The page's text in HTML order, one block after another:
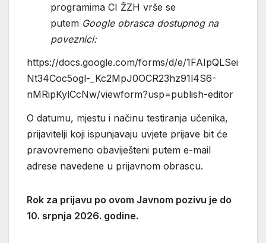
programima CI ŽZH vrše se
putem Google obrasca dostupnog na
poveznici:
https://docs.google.com/forms/d/e/1FAIpQLSei
Nt34Coc5ogl-_Kc2MpJ0OCR23hz91l4S6-
nMRipKylCcNw/viewform?usp=publish-editor
O datumu, mjestu i načinu testiranja učenika,
prijavitelji koji ispunjavaju uvjete prijave bit će
pravovremeno obaviješteni putem e-mail
adrese navedene u prijavnom obrascu.
Rok za prijavu po ovom Javnom pozivu je do
10. srpnja 2026. godine.